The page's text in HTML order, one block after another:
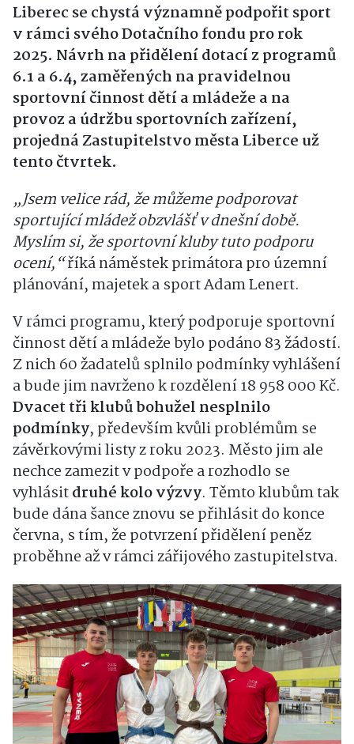
Liberec se chystá významně podpořit sport
v rámci svého Dotačního fondu pro rok
2025. Návrh na přidělení dotací z programů
6.1 a 6.4, zaměřených na pravidelnou
sportovní činnost dětí a mládeže a na
provoz a údržbu sportovních zařízení,
projedná Zastupitelstvo města Liberce už
tento čtvrtek.
„Jsem velice rád, že můžeme podporovat
sportující mládež obzvlášť v dnešní době.
Myslím si, že sportovní kluby tuto podporu
ocení,“říká náměstek primátora pro územní
plánování, majetek a sport Adam Lenert.
V rámci programu, který podporuje sportovní
činnost dětí a mládeže bylo podáno 83 žádostí.
Z nich 60 žadatelů splnilo podmínky vyhlášení
a bude jim navrženo k rozdělení 18 958 000 Kč.
Dvacet tři klubů bohužel nesplnilo
podmínky, především kvůli problémům se
závěrkovými listy z roku 2023. Město jim ale
nechce zamezit v podpoře a rozhodlo se
vyhlásitdruhé kolo výzvy. Těmto klubům tak
bude dána šance znovu se přihlásit do konce
června, s tím, že potvrzení přidělení peněz
proběhne až v rámci zářijového zastupitelstva.